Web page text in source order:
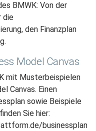
BMWK: Von der
die
den Finanzplan
Model Canvas
mit Musterbeispielen
Canvas. Einen
sowie Beispiele
Sie hier:
businessplan